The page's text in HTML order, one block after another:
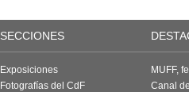
SECCIONES
Exposiciones
Fotografías del CdF
MUFF,
Canal